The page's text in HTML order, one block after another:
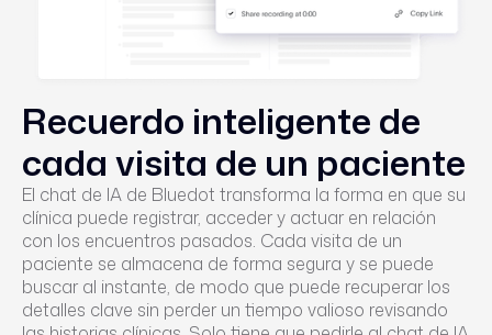
Recuerdo inteligente de
cada visita de un paciente
El chat de IA de Bluedot transforma la forma en que su
clínica puede registrar, acceder y actuar en relación
con los encuentros pasados. Cada visita de un
paciente se almacena de forma segura y se puede
buscar al instante, de modo que puede recuperar los
detalles clave sin perder un tiempo valioso revisando